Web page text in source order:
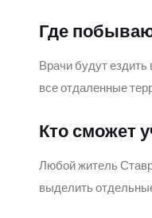
Где
Врачи будут
все отдаленные
Кто сможет
Любой житель
выделить